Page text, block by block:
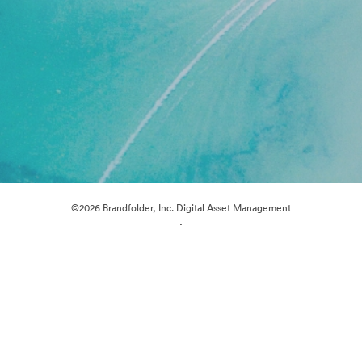
©2026 Brandfolder, Inc. Digital Asset Management
·